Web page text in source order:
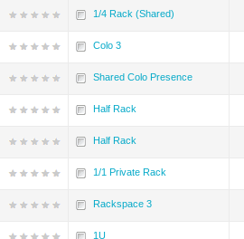
1/4 Rack (Shared)
Colo 3
Shared Colo Presence
Half Rack
Half Rack
1/1 Private Rack
Rackspace 3
1U